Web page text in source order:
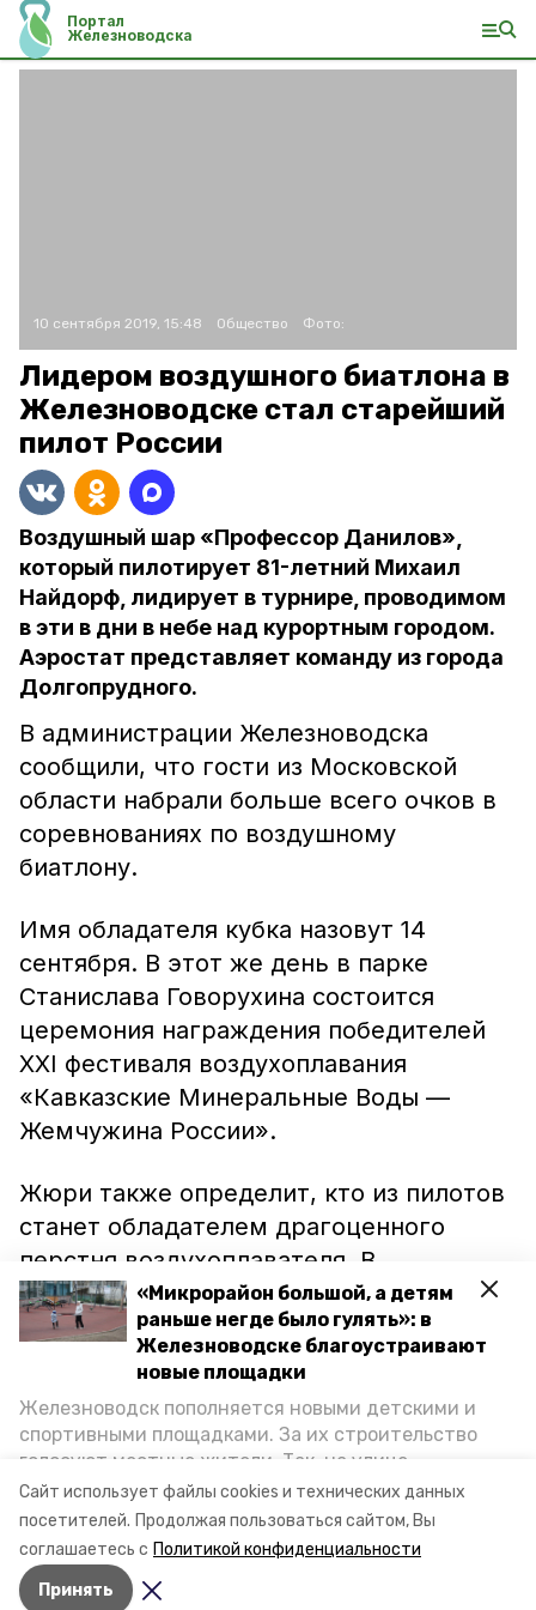
Сайт использует файлы cookies и технических данных
посетителей. Продолжая пользоваться сайтом, Вы
соглашаетесь с Политикой конфиденциальности
Принять
«Микрорайон большой, а детям
раньше негде было гулять»: в
Железноводске благоустраивают
новые площадки
Железноводск пополняется новыми детскими и
спортивными площадками. За их строительство
голосуют местные жители. Так, на улице
Октябрьской уже появилось современное
пространство для отдыха, а в Иноземцеве
приступили к возведению большой спортплощадки.
Подробнее о том, как она будет выглядеть — в
фоторепортаже «Победы26».
Портал
Железноводска
10 сентября 2019, 15:48 Общество Фото:
Лидером воздушного биатлона в
Железноводске стал старейший
пилот России
Воздушный шар «Профессор Данилов»,
который пилотирует 81-летний Михаил
Найдорф, лидирует в турнире, проводимом
в эти в дни в небе над курортным городом.
Аэростат представляет команду из города
Долгопрудного.
В администрации Железноводска
сообщили, что гости из Московской
области набрали больше всего очков в
соревнованиях по воздушному
биатлону.
Имя обладателя кубка назовут 14
сентября. В этот же день в парке
Станислава Говорухина состоится
церемония награждения победителей
XXI фестиваля воздухоплавания
«Кавказские Минеральные Воды —
Жемчужина России».
Жюри также определит, кто из пилотов
станет обладателем драгоценного
перстня воздухоплавателя. В
завершении воздушные шары исполнят
небесный танец под классическую
Ранее сообщалось, что за победу в
турниресражаются15 команд.
Фото: Администрация г. Железноводска
Авторы: Ольга Самсонова